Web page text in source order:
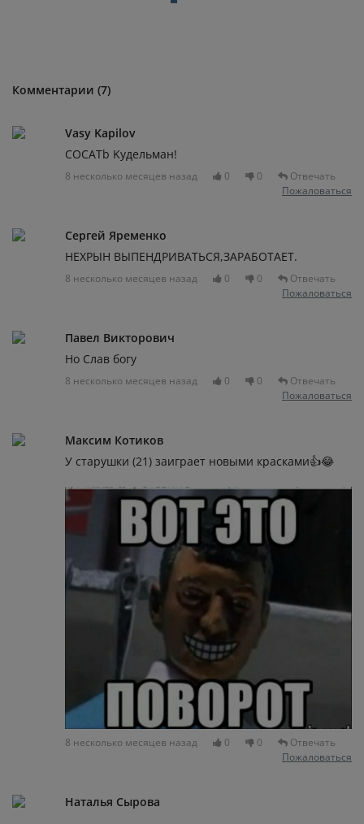
Комментарии (7)
Vasy Kapilov
COCATb Kyдельман!
8 несколько месяцев назад 0 0
Отвечать
Пожаловаться
Сергей Яременко
НЕХРЫН ВЫПЕНДРИВАТЬСЯ,ЗАРАБОТАЕТ.
8 несколько месяцев назад 0 0
Отвечать
Пожаловаться
Павел Викторович
Но Слав богу
8 несколько месяцев назад 0 0
Отвечать
Пожаловаться
Максим Котиков
У старушки (21) заиграет новыми красками👍😂
8 несколько месяцев назад 0 0
Отвечать
Пожаловаться
Наталья Сырова